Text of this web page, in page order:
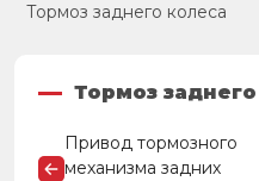
Тормоз заднего колеса
Тормоз
Привод тормозного
механизма задних